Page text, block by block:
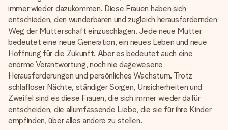
Montag - Freitag : 8:30 - 17:00 Uhr
Samstag - Sonntag : 8:30 - 13:00 Uhr
immer wieder dazukommen. Diese Frauen haben sich
entschieden, den wunderbaren und zugleich herausfordernden
Weg der Mutterschaft einzuschlagen. Jede neue Mutter
bedeutet eine neue Generation, ein neues Leben und neue
Hoffnung für die Zukunft. Aber es bedeutet auch eine
enorme Verantwortung, noch nie dagewesene
Herausforderungen und persönliches Wachstum. Trotz
schlafloser Nächte, ständiger Sorgen, Unsicherheiten und
Zweifel sind es diese Frauen, die sich immer wieder dafür
entscheiden, die allumfassende Liebe, die sie für ihre Kinder
empfinden, über alles andere zu stellen.